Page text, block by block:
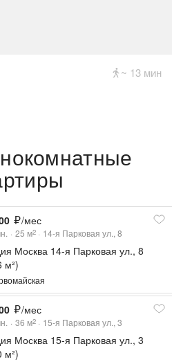
~ 13 мин
/мес
25 м2 14-я Парковая ул., 8
Москва 14-я Парковая ул., 8
м²)
/мес
36 м2 15-я Парковая ул., 3
Москва 15-я Парковая ул., 3
м²)